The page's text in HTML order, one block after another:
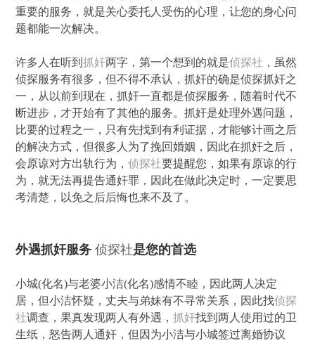
重要的服务，就是关心委托人受伤的心理，让您的身心问
题都能一次解决。
许多人在听到抓奸两字，第一个想到的就是侦探社 ，虽然
侦探服务有很多，但不得不承认，抓奸的确是侦探抓奸之
一，从以前到现在，抓奸一直都是侦探服务，随着时代不
断进步，才开始有了其他的服务。抓奸是处理外遇问题，
比要的过程之一，只有先找到有利证据，才能够计画之后
的解决方式，但很多人为了挽回婚姻，因此在抓奸之后，
会原谅对方出轨行为，侦探社要提醒您，如果有原谅的行
为，就无法再提告通奸罪，因此在做此决定时，一定要思
考清楚，以免之后后悔也来不及了。
外遇抓奸服务侦探社是您的首选
小城(化名)与老婆小洁(化名)感情不睦，因此两人决定
居，但小洁怀疑，丈夫与弟妹有不寻常关系，因此找侦探
社调查，果真发现两人有外遇，抓奸找到两人使用过的卫
生纸，怒告两人通奸，但因为小洁与小城签过离婚协议